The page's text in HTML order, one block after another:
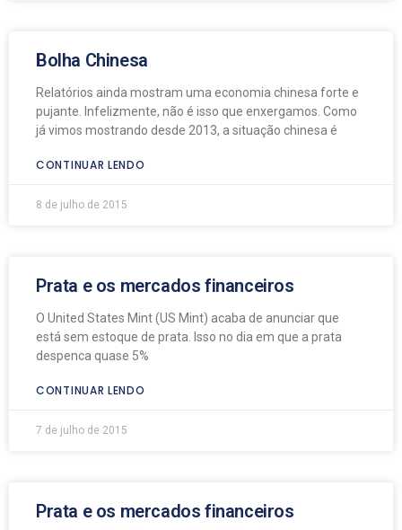
Bolha Chinesa
Relatórios ainda mostram uma economia chinesa forte e
pujante. Infelizmente, não é isso que enxergamos. Como
já vimos mostrando desde 2013, a situação chinesa é
CONTINUAR LENDO
8 de julho de 2015
Prata e os mercados financeiros
O United States Mint (US Mint) acaba de anunciar que
está sem estoque de prata. Isso no dia em que a prata
despenca quase 5%
CONTINUAR LENDO
7 de julho de 2015
Prata e os mercados financeiros